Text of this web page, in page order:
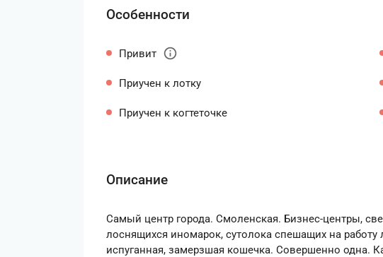
Особенности
Привит info
Приучен к лотку
Приучен к когтеточке
Описание
Самый центр города. Смоленская. Бизнес-центры,
лоснящихся иномарок, сутолока спешащих на
испуганная, замерзшая кошечка. Совершенно одна.